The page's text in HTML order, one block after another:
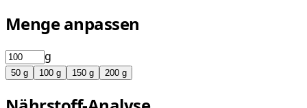
Menge anpassen
g
50 g 100 g 150 g 200 g